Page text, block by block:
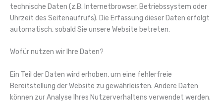
technische Daten (z.B. Internetbrowser, Betriebssystem oder
Uhrzeit des Seitenaufrufs). Die Erfassung dieser Daten erfolgt
automatisch, sobald Sie unsere Website betreten.
Wofür nutzen wir Ihre Daten?
Ein Teil der Daten wird erhoben, um eine fehlerfreie
Bereitstellung der Website zu gewährleisten. Andere Daten
können zur Analyse Ihres Nutzerverhaltens verwendet werden.